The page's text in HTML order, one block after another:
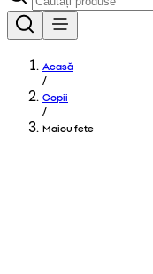
Acasă
/
Copii
/
Maiou fete